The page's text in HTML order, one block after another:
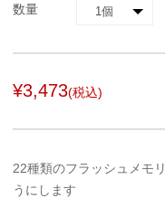
数量
¥3,473(税込)
22種類のフラッシュメモ
うにします